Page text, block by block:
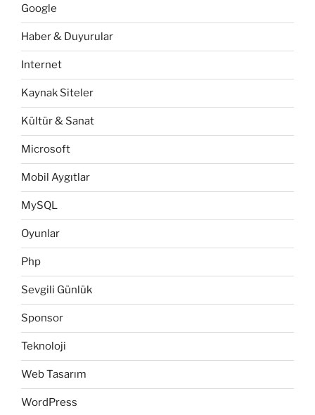
Google
Haber & Duyurular
Internet
Kaynak Siteler
Kültür & Sanat
Microsoft
Mobil Aygıtlar
MySQL
Oyunlar
Php
Sevgili Günlük
Sponsor
Teknoloji
Web Tasarım
WordPress